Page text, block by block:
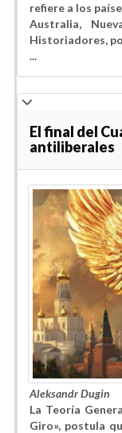
refiere a los
Australia,
Historiadores,
...
El final del
antiliberales
Aleksandr Dugin
La Teoría
Giro», postula